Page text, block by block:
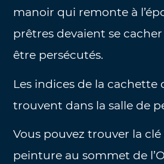
manoir qui remonte à
prêtres devaient se
être persécutés.
Les indices de la cachette
trouvent dans la salle de
Vous pouvez trouver la clé
peinture au sommet de